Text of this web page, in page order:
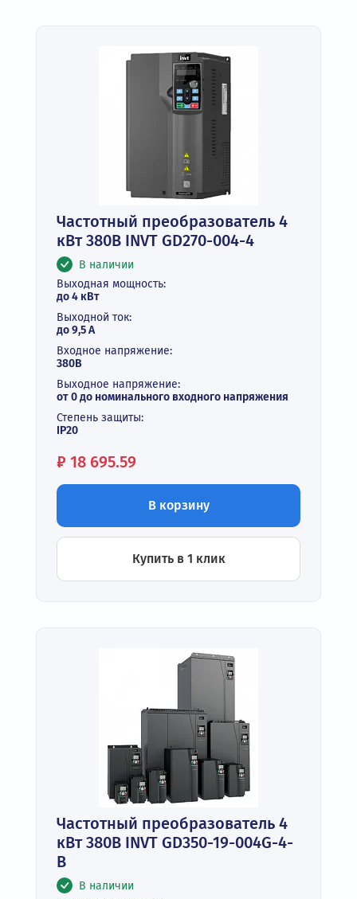
Частотный преобразователь 4
кВт 380В INVT GD270-004-4
В наличии
Выходная мощность:
до 4 кВт
Выходной ток:
до 9,5 А
Входное напряжение:
380В
Выходное напряжение:
от 0 до номинального входного напряжения
Степень защиты:
IP20
Цена:
₽ 18 695.59
В корзину
Купить в 1 клик
Частотный преобразователь 4
кВт 380В INVT GD350-19-004G-4-
B
В наличии